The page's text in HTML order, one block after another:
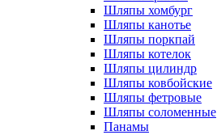
Шляпы хомбург
Шляпы канотье
Шляпы поркпай
Шляпы котелок
Шляпы цилиндр
Шляпы ковбойские
Шляпы фетровые
Шляпы соломенные
Панамы